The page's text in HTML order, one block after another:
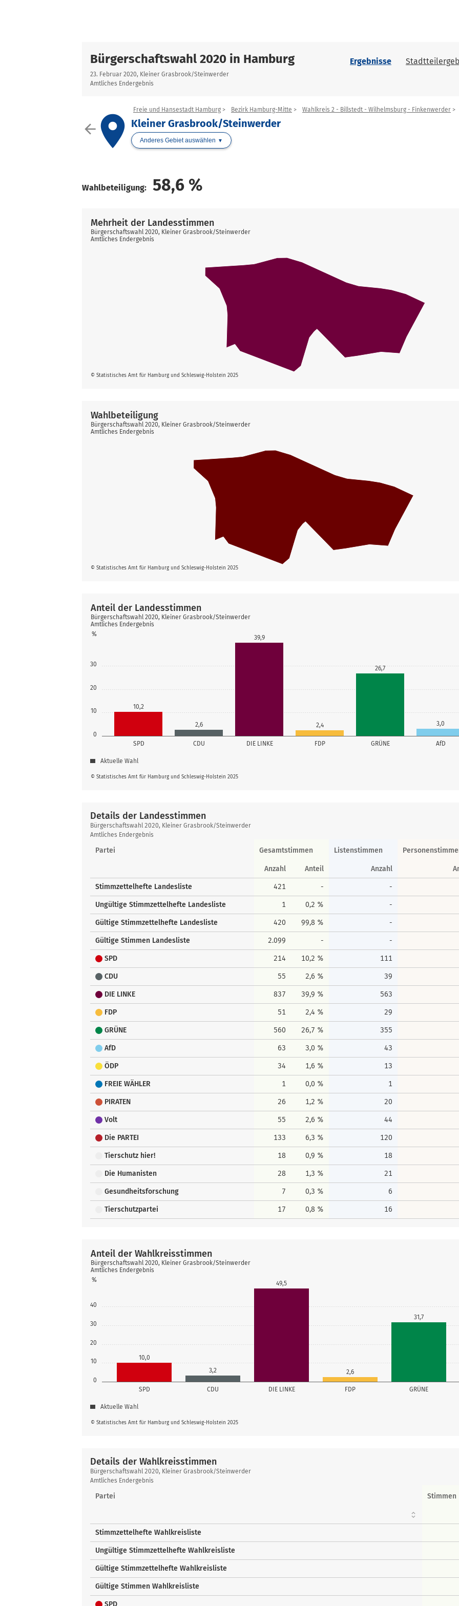
Bürgerschaftswahl 2020 in Hamburg
23. Februar 2020, Kleiner Grasbrook/Steinwerder
Amtliches Endergebnis
Ergebnisse
arrow_backplace
Freie und Hansestadt Hamburg Bezirk Hamburg-Mitte Wahlkreis 2 - Billstedt - Wilhelmsburg - Finkenwerder
Kleiner Grasbrook/Steinwerder
Anderes Gebiet auswählen
Wahlbeteiligung: 58,6 %
© Statistisches Amt für Hamburg und Schleswig-Holstein 2025
Mehrheit der Landesstimmen
Bürgerschaftswahl 2020, Kleiner Grasbrook/Steinwerder
Amtliches Endergebnis
© Statistisches Amt für Hamburg und Schleswig-Holstein 2025
Wahlbeteiligung
Bürgerschaftswahl 2020, Kleiner Grasbrook/Steinwerder
Amtliches Endergebnis
0
10
20
30
%
SPD CDU DIE LINKE FDP GRÜNE AfD
10,2
2,6
39,9
2,4
26,7
3,0
© Statistisches Amt für Hamburg und Schleswig-Holstein 2025
Anteil der Landesstimmen
Bürgerschaftswahl 2020, Kleiner Grasbrook/Steinwerder
Amtliches Endergebnis
Aktuelle Wahl
Details der Landesstimmen
Details
der
Landesstimmen
Bürgerschaftswahl 2020, Kleiner Grasbrook/Steinwerder
Amtliches Endergebnis
Partei Gesamtstimmen Listenstimmen
Anzahl Anteil Anzahl
Stimmzettelhefte Landesliste 421 - -
Ungültige Stimmzettelhefte Landesliste 1 0,2 % -
Gültige Stimmzettelhefte Landesliste 420 99,8 % -
Gültige Stimmen Landesliste 2.099 - -
SPD 214 10,2 % 111
CDU 55 2,6 % 39
DIE LINKE 837 39,9 % 563
FDP 51 2,4 % 29
GRÜNE 560 26,7 % 355
AfD 63 3,0 % 43
ÖDP 34 1,6 % 13
FREIE WÄHLER 1 0,0 % 1
PIRATEN 26 1,2 % 20
Volt 55 2,6 % 44
Die PARTEI 133 6,3 % 120
Tierschutz hier! 18 0,9 % 18
Die Humanisten 28 1,3 % 21
Gesundheitsforschung 7 0,3 % 6
Tierschutzpartei 17 0,8 % 16
0
10
20
30
40
%
SPD CDU DIE LINKE FDP GRÜNE
10,0
3,2
49,5
2,6
31,7
© Statistisches Amt für Hamburg und Schleswig-Holstein 2025
Anteil der Wahlkreisstimmen
Bürgerschaftswahl 2020, Kleiner Grasbrook/Steinwerder
Amtliches Endergebnis
Aktuelle Wahl
Details der Wahlkreisstimmen
Details
der
Wahlkreisstimmen
Bürgerschaftswahl 2020, Kleiner Grasbrook/Steinwerder
Amtliches Endergebnis
Partei Stimmen
Stimmzettelhefte Wahlkreisliste
Ungültige Stimmzettelhefte Wahlkreisliste
Gültige Stimmzettelhefte Wahlkreisliste
Gültige Stimmen Wahlkreisliste
SPD